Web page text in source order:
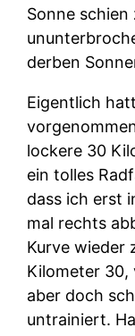
Sonne
derben
Eigentlich
lockere 30
ein tolles
dass ich erst
mal rechts
Kurve wieder
Kilometer 30,
aber doch
untrainiert.